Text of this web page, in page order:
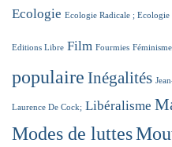
Ecologie Ecologie Radicale ; Ecologie
Editions Libre Film Fourmies Féminisme
populaire Inégalités
Laurence De Cock; Libéralisme
Modes de luttes